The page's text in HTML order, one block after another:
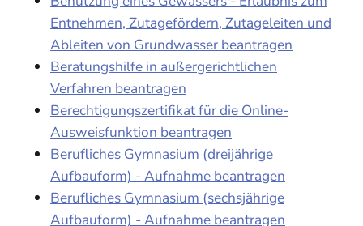
Entnehmen, Zutagefördern, Zutageleiten und
Ableiten von Grundwasser beantragen
Beratungshilfe in außergerichtlichen
Verfahren beantragen
Berechtigungszertifikat für die Online-
Ausweisfunktion beantragen
Berufliches Gymnasium (dreijährige
Aufbauform) - Aufnahme beantragen
Berufliches Gymnasium (sechsjährige
Aufbauform) - Aufnahme beantragen